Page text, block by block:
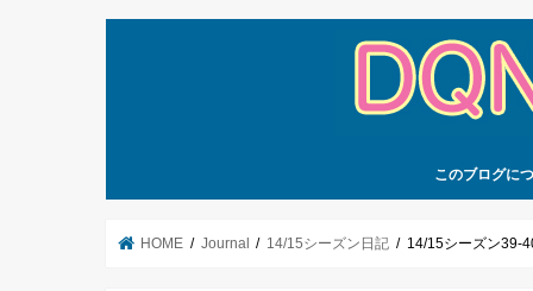
このブログに
HOME Journal 14/15シーズン日記 14/15シーズン39-